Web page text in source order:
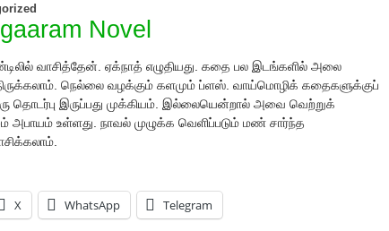
Novel
வாசித்தேன். ஏக்நாத் எழுதியது. கதை பல இடங்களில் அலை
நெல்லை‌ வழக்கும் களமும் ப்ளஸ். வாய்மொழிக் கதைகளுக்குப்
தொடர்பு இருப்பது முக்கியம். இல்லையென்றால் அவை வெற்றுக்
அபாயம் உள்ளது. நாவல் முழுக்க வெளிப்படும் மண் சார்ந்த
X WhatsApp Telegram